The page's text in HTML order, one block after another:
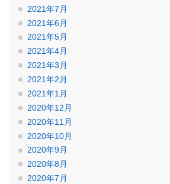
2021年7月
2021年6月
2021年5月
2021年4月
2021年3月
2021年2月
2021年1月
2020年12月
2020年11月
2020年10月
2020年9月
2020年8月
2020年7月